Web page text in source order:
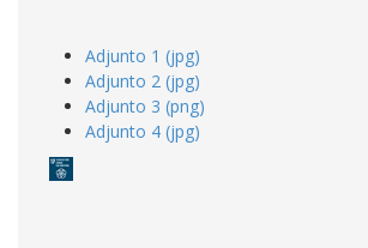
Adjunto 1 (jpg)
Adjunto 2 (jpg)
Adjunto 3 (png)
Adjunto 4 (jpg)